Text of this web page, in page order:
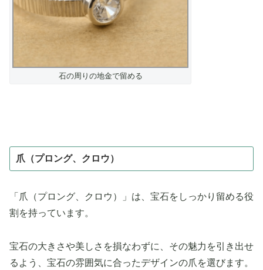
石の周りの地金で留める
爪（プロング、クロウ）
「爪（プロング、クロウ）」は、宝石をしっかり留める役
割を持っています。
宝石の大きさや美しさを損なわずに、その魅力を引き出せ
るよう、宝石の雰囲気に合ったデザインの爪を選びます。